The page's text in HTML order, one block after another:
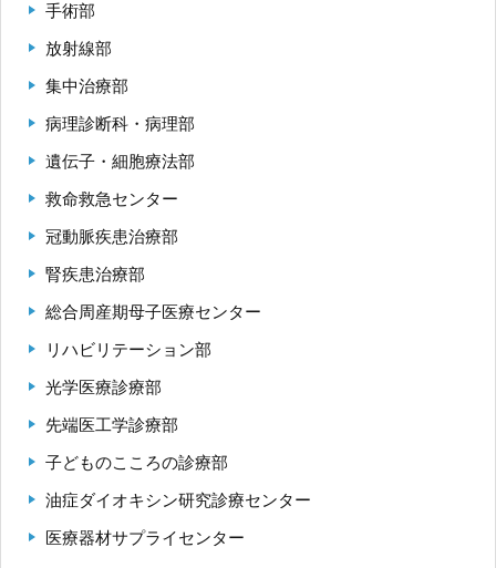
手術部
放射線部
集中治療部
病理診断科・病理部
遺伝子・細胞療法部
救命救急センター
冠動脈疾患治療部
腎疾患治療部
総合周産期母子医療センター
リハビリテーション部
光学医療診療部
先端医工学診療部
子どものこころの診療部
油症ダイオキシン研究診療センター
医療器材サプライセンター